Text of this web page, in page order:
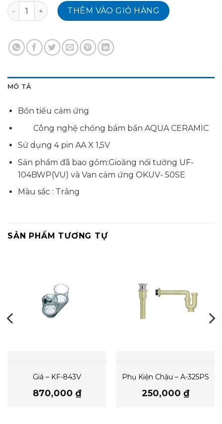
Tiểu Nam - ASU500V số lượng
THÊM VÀO GIỎ HÀNG
MÔ TẢ
Bồn tiểu cảm ứng
Công nghệ chống bám bẩn AQUA CERAMIC
Sử dụng 4 pin AA X 1,5V
Sản phẩm đã bao gồm:Gioăng nối tường UF-
104BWP(VU) và Van cảm ứng OKUV- 50SE
Màu sắc : Trắng
SẢN PHẨM TƯƠNG TỰ
Giá – KF-843V
870,000 ₫
Phụ Kiện Chậu – A-325PS
250,000 ₫